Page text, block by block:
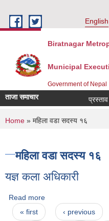
English
Biratnagar
Municipal
Government of Nepal
ताजा समाचार प्रस्ताव
You are here
Home » महिला वडा सदस्य १६
महिला वडा सदस्य १६
यज्ञ कला अधिकारी
Read more
Pages
« first ‹ previous